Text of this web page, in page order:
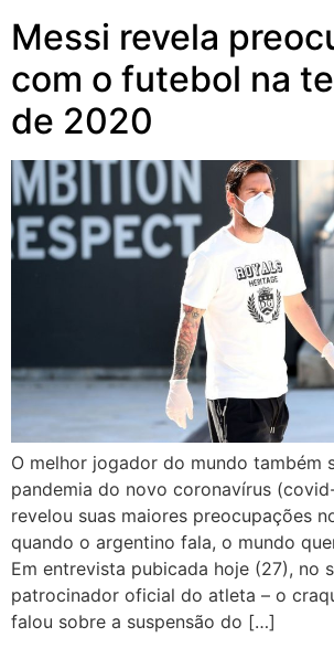
Messi revela
com o futebol na
de 2020
O melhor jogador do mundo também
pandemia do novo coronavírus
revelou suas maiores preocupações
quando o argentino fala, o mundo
Em entrevista pubicada hoje (27), no
patrocinador oficial do atleta – o
falou sobre a suspensão do […]